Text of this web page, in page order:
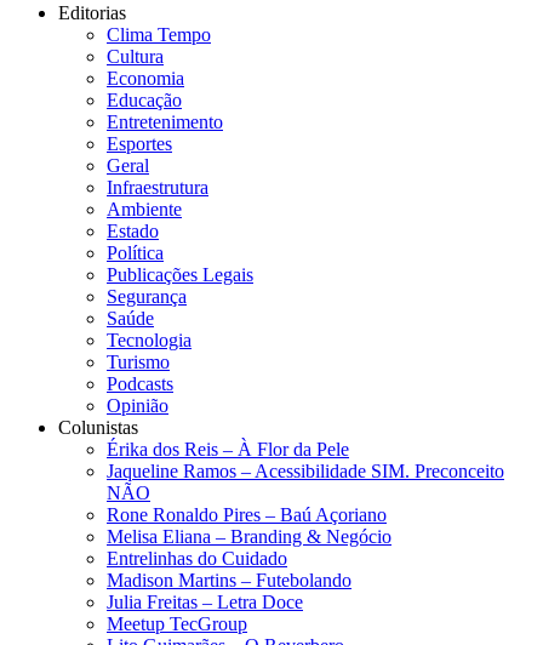
Editorias
Clima Tempo
Cultura
Economia
Educação
Entretenimento
Esportes
Geral
Infraestrutura
Ambiente
Estado
Política
Publicações Legais
Segurança
Saúde
Tecnologia
Turismo
Podcasts
Opinião
Colunistas
Érika dos Reis​ – À Flor da Pele
Jaqueline Ramos – Acessibilidade SIM. Preconceito
NÃO
Rone Ronaldo Pires – Baú Açoriano
Melisa Eliana – Branding & Negócio
Entrelinhas do Cuidado
Madison Martins – Futebolando
Julia Freitas​ – Letra Doce
Meetup TecGroup